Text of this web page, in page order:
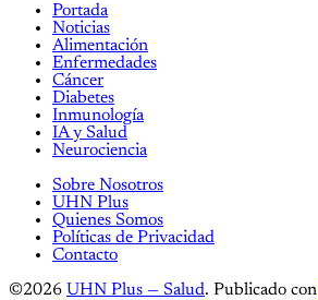
Portada
Noticias
Alimentación
Enfermedades
Cáncer
Diabetes
Inmunología
IA y Salud
Neurociencia
Sobre Nosotros
UHN Plus
Quienes Somos
Políticas de Privacidad
Contacto
©2026 UHN Plus — Salud. Publicado con